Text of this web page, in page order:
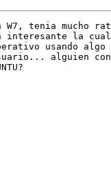
tenia mucho
interesante la cual
usando algo
alguien